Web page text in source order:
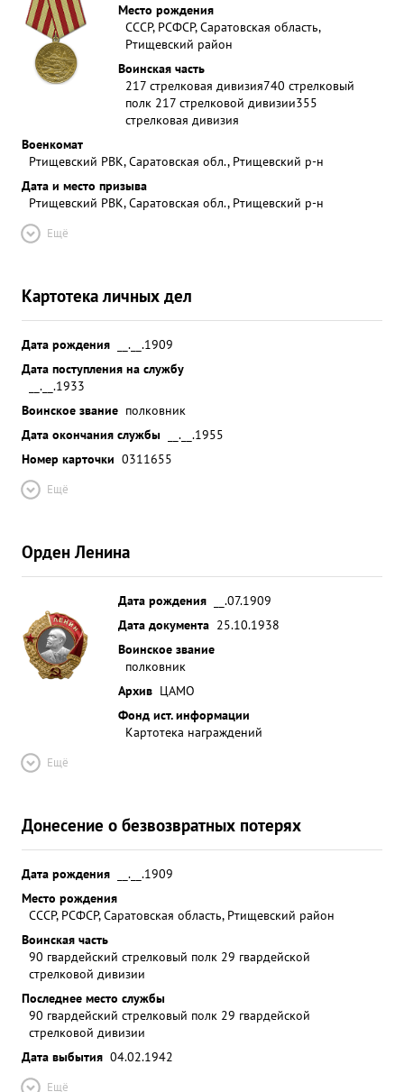
Место рождения
СССР, РСФСР, Саратовская область,
Ртищевский район
Воинская часть
217 стрелковая дивизия740 стрелковый
полк 217 стрелковой дивизии355
стрелковая дивизия
Военкомат
Ртищевский РВК, Саратовская обл., Ртищевский р-н
Дата и место призыва
Ртищевский РВК, Саратовская обл., Ртищевский р-н
Ещё
Картотека личных дел
Дата рождения
__.__.1909
Дата поступления на службу
__.__.1933
Воинское звание полковник
Дата окончания службы
__.__.1955
Номер карточки 0311655
Ещё
Орден Ленина
Дата рождения
__.07.1909
Дата документа 25.10.1938
Воинское звание
полковник
Архив ЦАМО
Фонд ист. информации
Картотека награждений
Ещё
Донесение о безвозвратных потерях
Дата рождения
__.__.1909
Место рождения
СССР, РСФСР, Саратовская область, Ртищевский район
Воинская часть
90 гвардейский стрелковый полк 29 гвардейской
стрелковой дивизии
Последнее место службы
90 гвардейский стрелковый полк 29 гвардейской
стрелковой дивизии
Дата выбытия 04.02.1942
Ещё